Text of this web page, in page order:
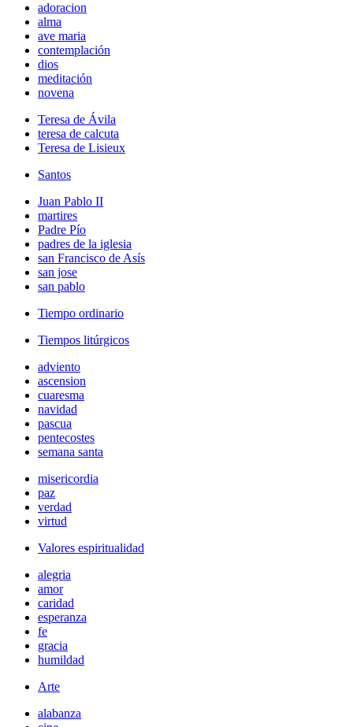
adoracion
alma
ave maria
contemplación
dios
meditación
novena
Teresa de Ávila
teresa de calcuta
Teresa de Lisieux
Santos
Juan Pablo II
martires
Padre Pío
padres de la iglesia
san Francisco de Asís
san jose
san pablo
Tiempo ordinario
Tiempos litúrgicos
adviento
ascension
cuaresma
navidad
pascua
pentecostes
semana santa
misericordia
paz
verdad
virtud
Valores espiritualidad
alegria
amor
caridad
esperanza
fe
gracia
humildad
Arte
alabanza